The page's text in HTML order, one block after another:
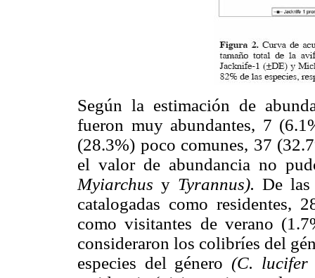
Según la estimación de
fueron muy abundantes, 7
(28.3%) poco comunes, 37
el valor de abundancia no
Myiarchusy Tyrannus).De las
catalogadas como residentes,
como visitantes de verano
consideraron los colibríes del
especies del género (C.